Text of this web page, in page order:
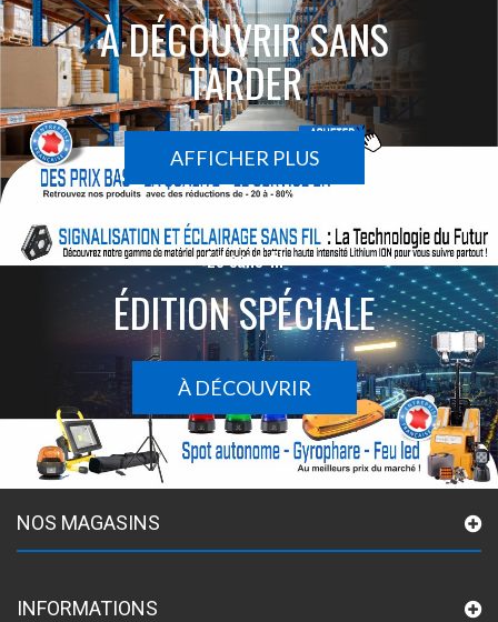
À DÉCOUVRIR SANS
TARDER
AFFICHER PLUS
Le sans-fil
ÉDITION SPÉCIALE
À DÉCOUVRIR
NOS MAGASINS
INFORMATIONS